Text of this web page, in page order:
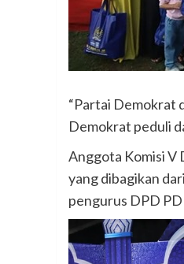
“Partai Demokrat
Demokrat peduli
Anggota Komisi V
yang dibagikan
pengurus DPD